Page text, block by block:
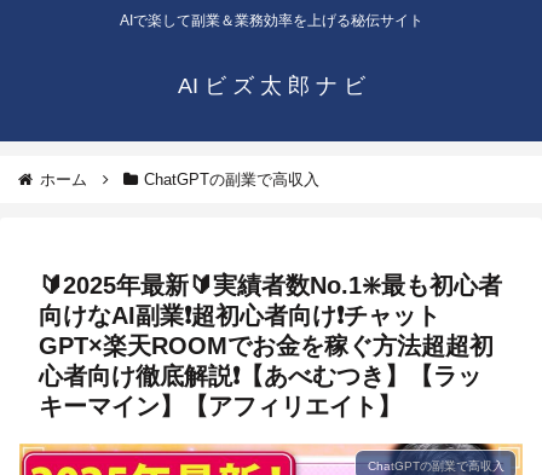
AIで楽して副業＆業務効率を上げる秘伝サイト
AI ビ ズ 太 郎 ナ ビ
ホーム ChatGPTの副業で高収入
🔰2025年最新🔰実績者数No.1❇️最も初心者
向けなAI副業❗️超初心者向け❗チャット
GPT×楽天ROOMでお金を稼ぐ方法超超初
心者向け徹底解説❗【あべむつき】【ラッ
キーマイン】【アフィリエイト】
ChatGPTの副業で高収入